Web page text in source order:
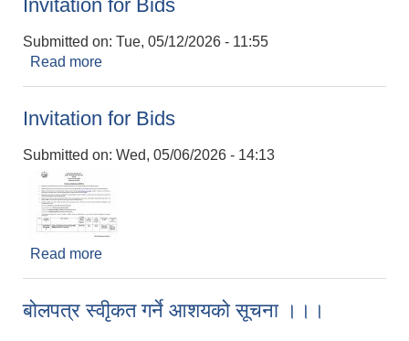
Invitation for Bids
Submitted on: Tue, 05/12/2026 - 11:55
Read more
Invitation for Bids
Submitted on: Wed, 05/06/2026 - 14:13
Read more
बोलपत्र स्वीृकत गर्ने आशयको सूचना ।।।